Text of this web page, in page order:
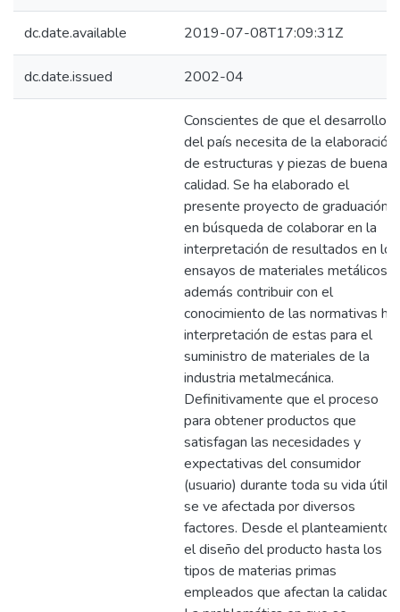
dc.date.available 2019-07-08T17:09:31Z
dc.date.issued 2002-04
Conscientes de que el desarrollo
del país necesita de la elaboración
de estructuras y piezas de buena
calidad. Se ha elaborado el
presente proyecto de graduación
en búsqueda de colaborar en la
interpretación de resultados en los
ensayos de materiales metálicos,
además contribuir con el
conocimiento de las normativas he
interpretación de estas para el
suministro de materiales de la
industria metalmecánica.
Definitivamente que el proceso
para obtener productos que
satisfagan las necesidades y
expectativas del consumidor
(usuario) durante toda su vida útil
se ve afectada por diversos
factores. Desde el planteamiento
el diseño del producto hasta los
tipos de materias primas
empleados que afectan la calidad.